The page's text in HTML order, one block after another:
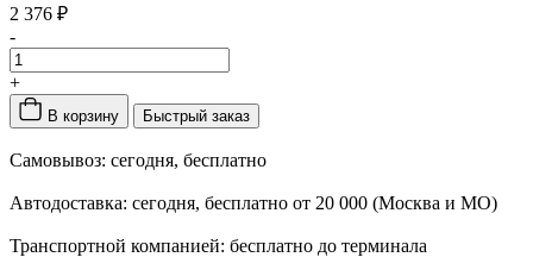
2 376 ₽
-
+
В корзину Быстрый заказ
Самовывоз: сегодня, бесплатно
Автодоставка: сегодня, бесплатно от 20 000 (Москва и МО)
Транспортной компанией: бесплатно до терминала